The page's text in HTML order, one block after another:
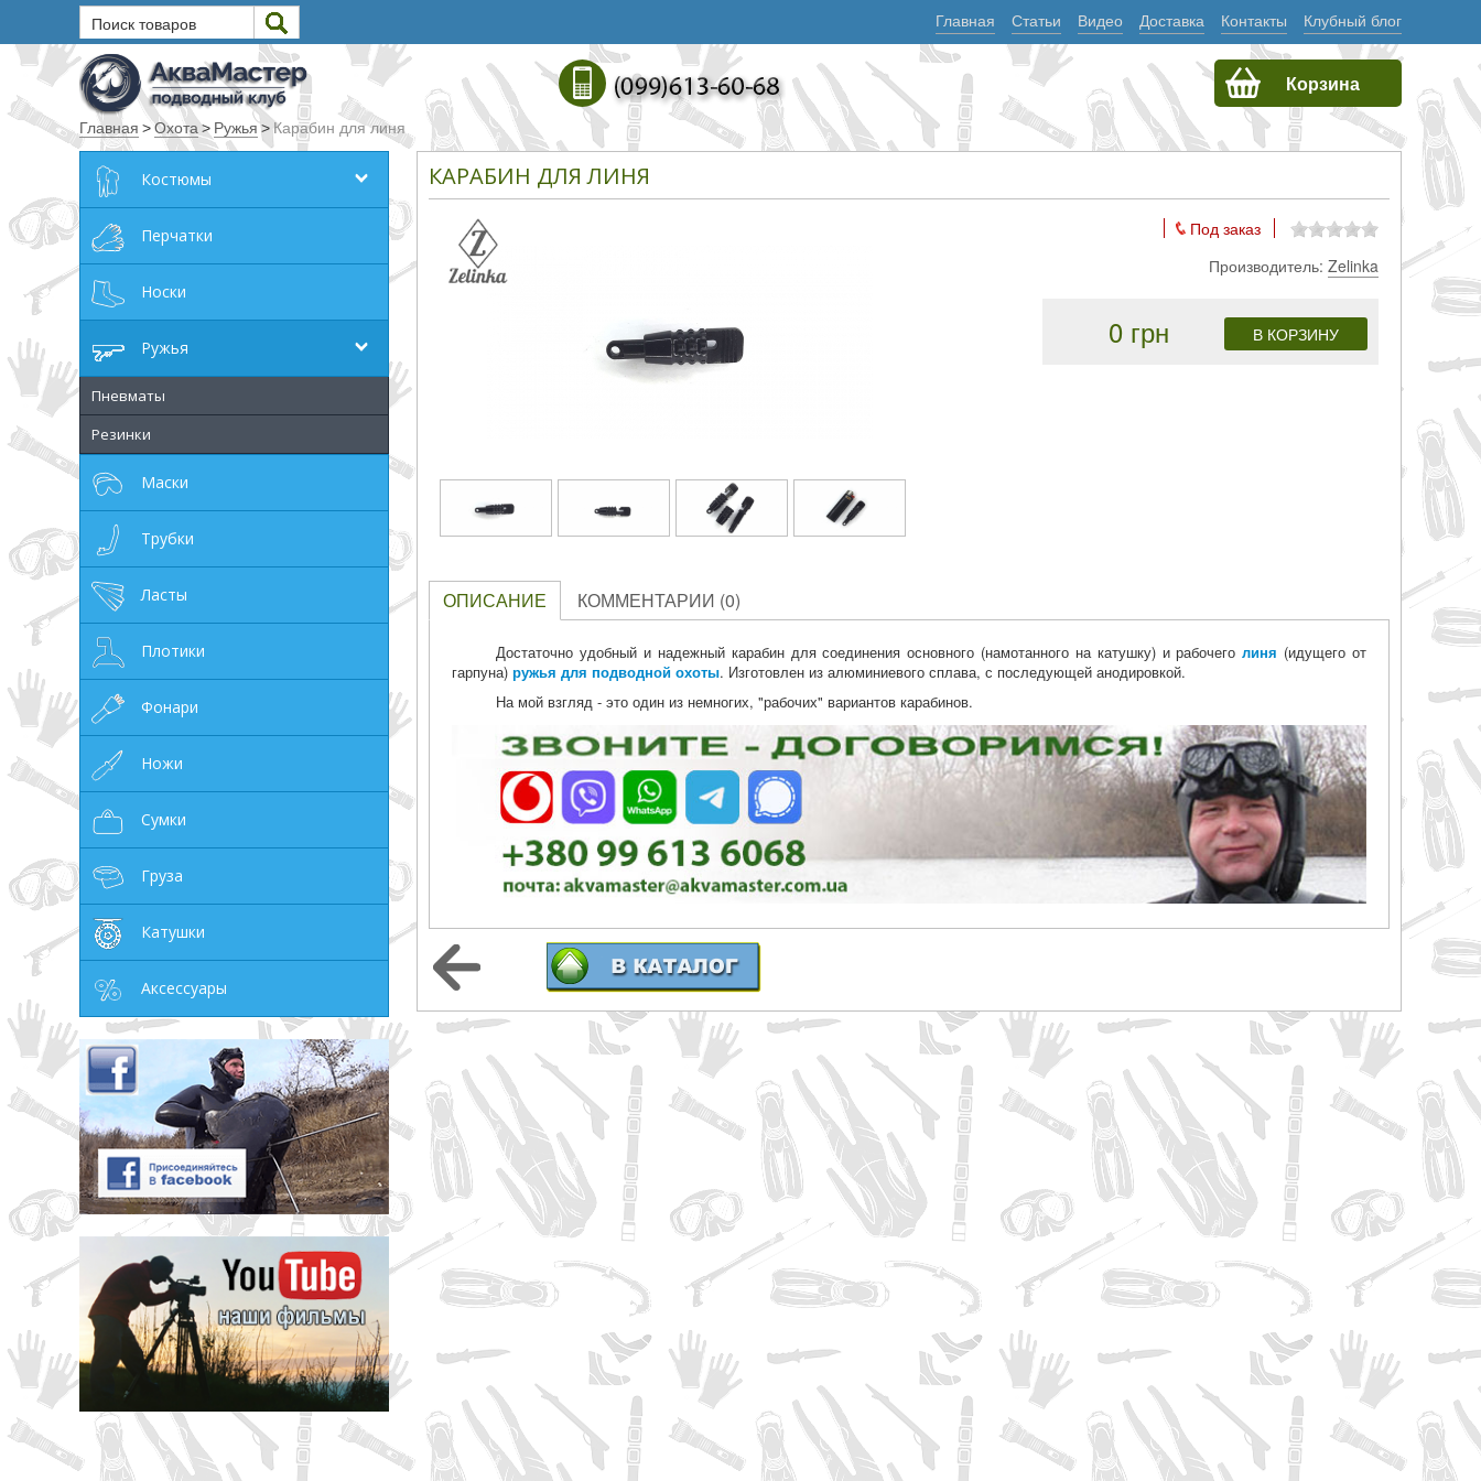
Главная Статьи Видео Доставка Контакты Клубный блог
Поиск товаров
Текст
Искать
Любое из слов
Все слова
Точное совпадение
Производитель
_JSHOP_SEARCH_COINS
от
грн
ОТМЕНА
Корзина
Главная >Охота > Ружья >Карабин для линя
Костюмы
Перчатки
Носки
Ружья
Пневматы
Резинки
Маски
Трубки
Ласты
Плотики
Фонари
Ножи
Сумки
Груза
Катушки
Аксессуары
КАРАБИН ДЛЯ ЛИНЯ
Под заказ
Производитель: Zelinka
0 грн
ОПИСАНИЕ КОММЕНТАРИИ (0)
Достаточно удобный и надежный карабин для соединения основного (намотанного на катушку) и рабочеголиня (идущего от
гарпуна)ружья для подводной охоты. Изготовлен из алюминиевого сплава, с последующей анодировкой.
На мой взгляд - это один из немногих, "рабочих" вариантов карабинов.